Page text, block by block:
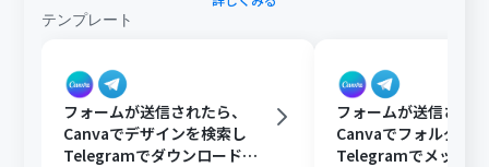
テンプレート
フォームが送信されたら、
Canvaでデザインを検索し
Telegramでダウンロードリ
フォームが送信され
Canvaでフォルダを
Telegramでメッセー